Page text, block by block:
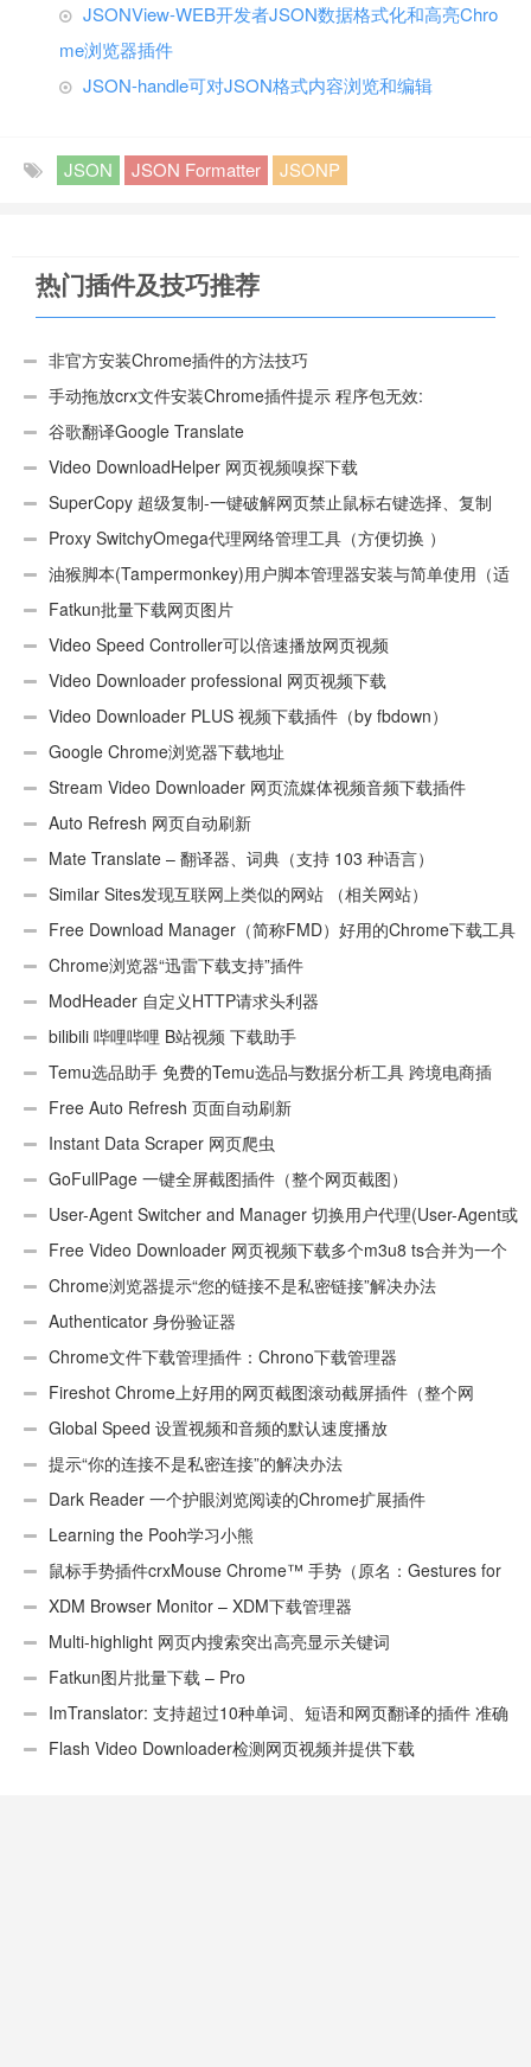
JSONView-WEB开发者JSON数据格式化和高亮Chro
me浏览器插件
JSON-handle可对JSON格式内容浏览和编辑
JSON JSON Formatter JSONP
热门插件及技巧推荐
非官方安装Chrome插件的方法技巧
手动拖放crx文件安装Chrome插件提示 程序包无效:
“CEX_HEADER_INVALID”的解决办法
谷歌翻译Google Translate
Video DownloadHelper 网页视频嗅探下载
SuperCopy 超级复制-一键破解网页禁止鼠标右键选择、复制
Proxy SwitchyOmega代理网络管理工具（方便切换 ）
油猴脚本(Tampermonkey)用户脚本管理器安装与简单使用（适
用Android）
Fatkun批量下载网页图片
Video Speed Controller可以倍速播放网页视频
Video Downloader professional 网页视频下载
Video Downloader PLUS 视频下载插件（by fbdown）
Google Chrome浏览器下载地址
Stream Video Downloader 网页流媒体视频音频下载插件
Auto Refresh 网页自动刷新
Mate Translate – 翻译器、词典（支持 103 种语言）
Similar Sites发现互联网上类似的网站 （相关网站）
Free Download Manager（简称FMD）好用的Chrome下载工具
插件Chrome浏览器“迅雷下载支持”插件
ModHeader 自定义HTTP请求头利器
bilibili 哔哩哔哩 B站视频 下载助手
Temu选品助手 免费的Temu选品与数据分析工具 跨境电商插
件 Free Auto Refresh 页面自动刷新
Instant Data Scraper 网页爬虫
GoFullPage 一键全屏截图插件（整个网页截图）
User-Agent Switcher and Manager 切换用户代理(User-Agent或
UA)Free Video Downloader 网页视频下载多个m3u8 ts合并为一个
ts文件Chrome浏览器提示“您的链接不是私密链接”解决办法
Authenticator 身份验证器
Chrome文件下载管理插件：Chrono下载管理器
Fireshot Chrome上好用的网页截图滚动截屏插件（整个网
页）Global Speed 设置视频和音频的默认速度播放
提示“你的连接不是私密连接”的解决办法
Dark Reader 一个护眼浏览阅读的Chrome扩展插件
Learning the Pooh学习小熊
鼠标手势插件crxMouse Chrome™ 手势（原名：Gestures for
Chrome(TM)汉化版）
XDM Browser Monitor – XDM下载管理器
Multi-highlight 网页内搜索突出高亮显示关键词
Fatkun图片批量下载 – Pro
ImTranslator: 支持超过10种单词、短语和网页翻译的插件 准确
性不错Flash Video Downloader检测网页视频并提供下载